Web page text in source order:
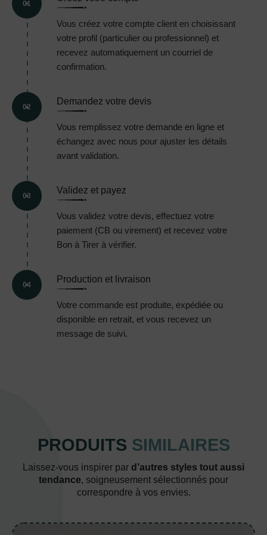
01
Vous créez votre compte client en choisissant
votre profil (particulier ou professionnel) et
recevez automatiquement un courriel de
confirmation.
02
Demandez votre devis
Vous remplissez votre demande en ligne et
échangez avec nous pour ajuster les détails
avant validation.
03
Validez et payez
Vous validez votre devis, effectuez votre
paiement (CB ou virement) et recevez votre
Bon à Tirer à vérifier.
04
Production et livraison
Votre commande est produite, expédiée ou
disponible en retrait, et vous recevez un
message de suivi.
PRODUITS SIMILAIRES
Laissez-vous inspirer par d’autres styles tout aussi
tendance, soigneusement sélectionnés pour
correspondre à vos envies.